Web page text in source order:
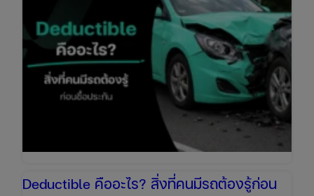
Deductible คืออะไร? สิ่งที่คนมีรถต้องรู้ก่อน